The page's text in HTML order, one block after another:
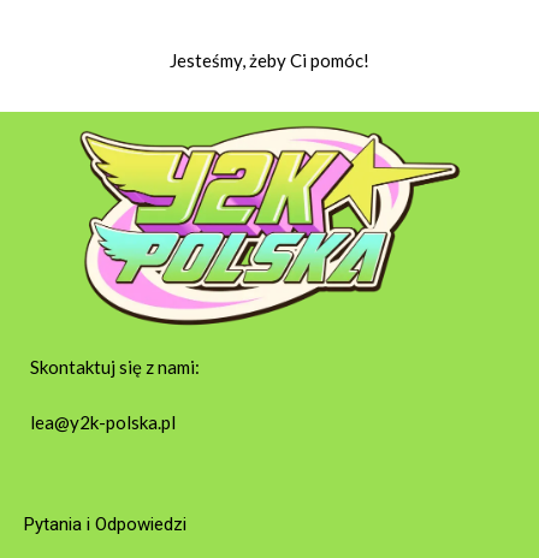
Jesteśmy, żeby Ci pomóc!
Skontaktuj się z nami:
lea@y2k-polska.pl
Pytania i Odpowiedzi